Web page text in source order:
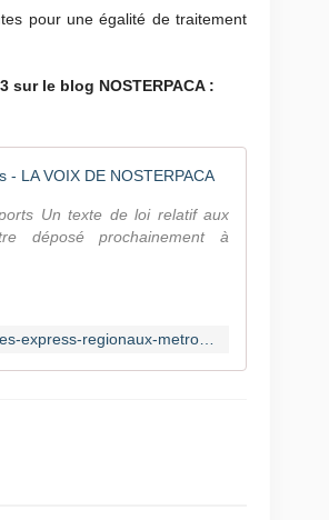
pour une égalité de traitement
le blog NOSTERPACA :
Un texte de loi relatif aux
déposé prochainement à